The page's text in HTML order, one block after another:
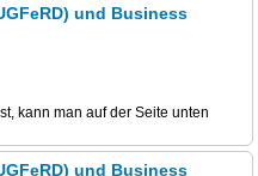
und Business
kann man auf der Seite unten
und Business